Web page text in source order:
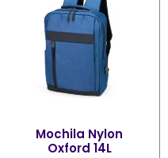
Mochila Nylon
Oxford 14L